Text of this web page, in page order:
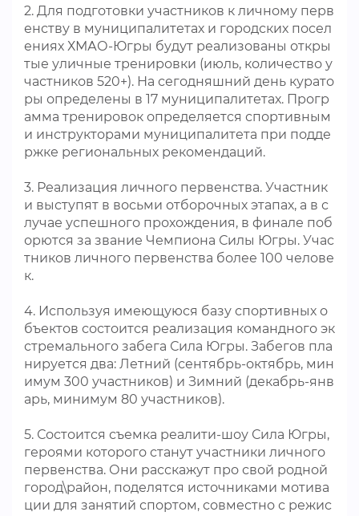
2. Для подготовки участников к личному перв
енству в муниципалитетах и городских посел
ениях ХМАО-Югры будут реализованы откры
тые уличные тренировки (июль, количество у
частников 520+). На сегодняшний день курато
ры определены в 17 муниципалитетах. Прогр
амма тренировок определяется спортивным
и инструкторами муниципалитета при подде
ржке региональных рекомендаций.
3. Реализация личного первенства. Участник
и выступят в восьми отборочных этапах, а в с
лучае успешного прохождения, в финале поб
орются за звание Чемпиона Силы Югры. Учас
тников личного первенства более 100 челове
к.
4. Используя имеющуюся базу спортивных о
бъектов состоится реализация командного эк
стремального забега Сила Югры. Забегов пла
нируется два: Летний (сентябрь-октябрь, мин
имум 300 участников) и Зимний (декабрь-янв
арь, минимум 80 участников).
5. Состоится съемка реалити-шоу Сила Югры,
героями которого станут участники личного
первенства. Они расскажут про свой родной
город\район, поделятся источниками мотива
ции для занятий спортом, совместно с режис